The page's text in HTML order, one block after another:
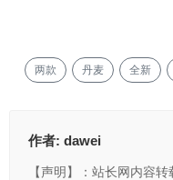
两款 丹麦 全新
作者: dawei
【声明】：站长网内容